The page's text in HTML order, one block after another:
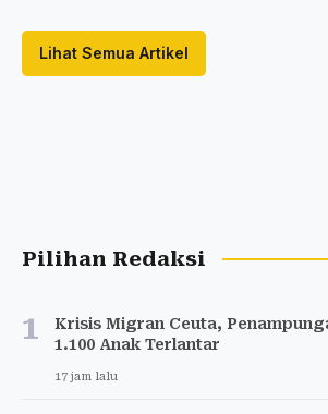
Lihat Semua Artikel
Pilihan Redaksi
1
Krisis Migran Ceuta,
1.100 Anak Terlantar
17 jam lalu